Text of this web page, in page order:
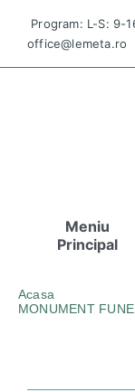
content
Program: L-S: 9-
office@lemeta.ro
Meniu
Principal
Principală
Acasa
MONUMENT